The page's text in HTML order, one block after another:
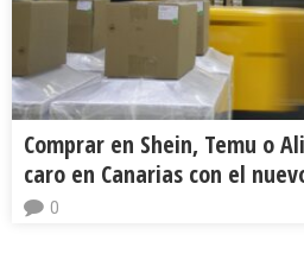
Comprar en Shein, Temu o
caro en Canarias con el
0